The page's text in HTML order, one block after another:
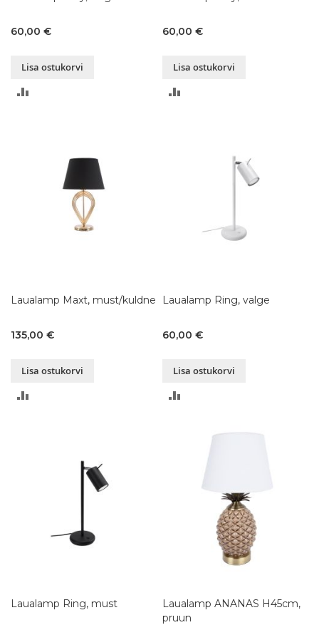
60,00 €
Lisa ostukorvi
60,00 €
Lisa ostukorvi
Laualamp Maxt, must/kuldne
135,00 €
Lisa ostukorvi
Laualamp Ring, valge
60,00 €
Lisa ostukorvi
Laualamp Ring, must
Laualamp ANANAS H45cm,
pruun